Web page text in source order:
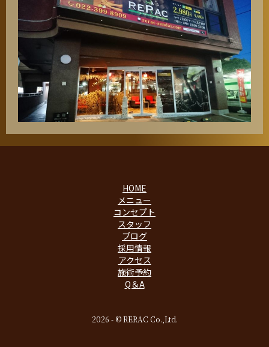
HOME
メニュー
コンセプト
スタッフ
ブログ
採用情報
アクセス
施術予約
Q＆A
2026 - © RERAC Co.,Ltd.